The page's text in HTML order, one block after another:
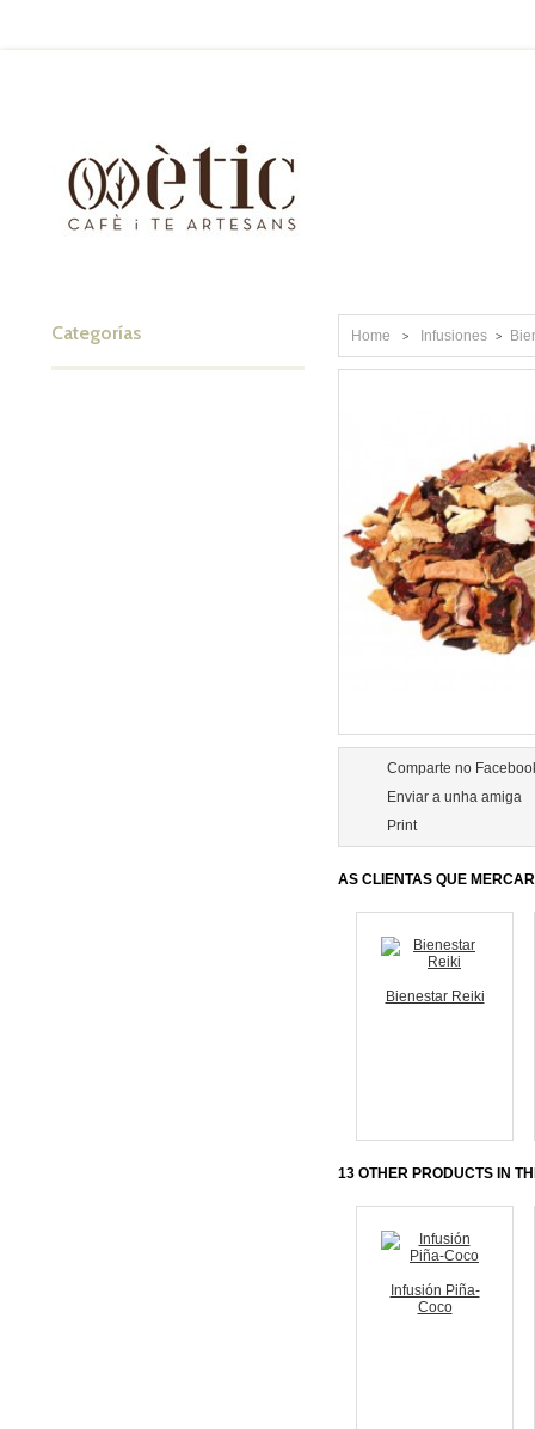
Categorías Home > Infusiones >
Comparte no
Enviar a unha amiga
Print
AS CLIENTAS QUE
Bienestar Reiki
13 OTHER PRODUCTS IN
Infusión Piña-
Coco